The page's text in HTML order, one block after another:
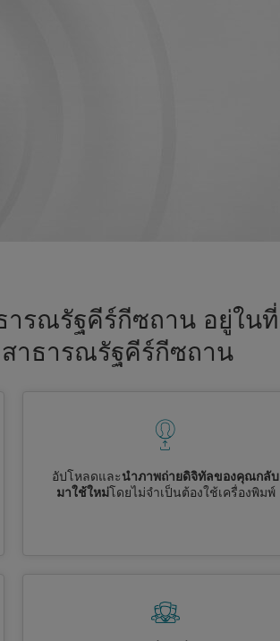
ารณรัฐคีร์กีซถาน อยู่ในที่
สาธารณรัฐคีร์กีซถาน
อัปโหลดและนำภาพถ่ายดิจิทัลของคุณกลับ
มาใช้ใหม่โดยไม่จำเป็นต้องใช้เครื่องพิมพ์